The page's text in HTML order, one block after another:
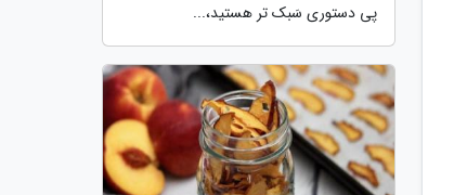
پی دستوری سَبک تر هستید،...